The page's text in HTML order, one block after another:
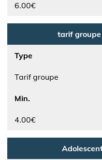
6.00€
tarif
Type
Tarif groupe
Min.
4.00€